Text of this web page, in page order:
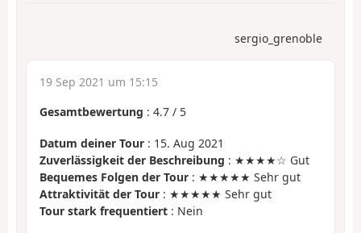
sergio_grenoble
19 Sep 2021 um 15:15
Gesamtbewertung : 4.7 / 5
Datum deiner Tour : 15. Aug 2021
Zuverlässigkeit der Beschreibung : ★★★★☆ Gut
Bequemes Folgen der Tour : ★★★★★ Sehr gut
Attraktivität der Tour : ★★★★★ Sehr gut
Tour stark frequentiert : Nein